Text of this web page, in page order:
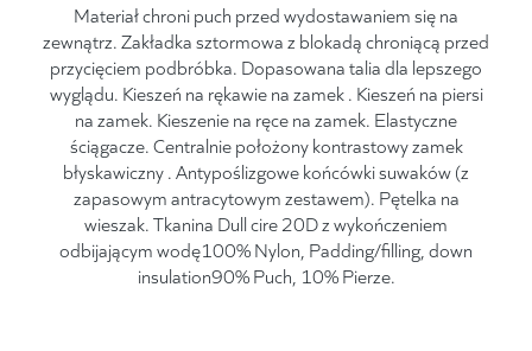
Materiał chroni puch przed wydostawaniem się na
zewnątrz. Zakładka sztormowa z blokadą chroniącą przed
przycięciem podbróbka. Dopasowana talia dla lepszego
wyglądu. Kieszeń na rękawie na zamek . Kieszeń na piersi
na zamek. Kieszenie na ręce na zamek. Elastyczne
ściągacze. Centralnie położony kontrastowy zamek
błyskawiczny . Antypoślizgowe końcówki suwaków (z
zapasowym antracytowym zestawem). Pętelka na
wieszak. Tkanina Dull cire 20D z wykończeniem
odbijającym wodę100% Nylon, Padding/filling, down
insulation90% Puch, 10% Pierze.